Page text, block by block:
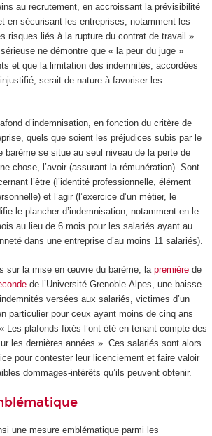
au recrutement, en accroissant la prévisibilité
en sécurisant les entreprises, notamment les
risques liés à la rupture du contrat de travail ».
ne démontre que « la peur du juge »
et que la limitation des indemnités, accordées
serait de nature à favoriser les
d’indemnisation, en fonction du critère de
quels que soient les préjudices subis par le
barème se situe au seul niveau de la perte de
chose, l’avoir (assurant la rémunération). Sont
l’être (l’identité professionnelle, élément
et l’agir (l’exercice d’un métier, le
le plancher d’indemnisation, notamment en le
au lieu de 6 mois pour les salariés ayant au
dans une entreprise d’au moins 11 salariés).
sur la mise en œuvre du barème, la premièrede
de l’Université Grenoble-Alpes, une baisse
versées aux salariés, victimes d’un
particulier pour ceux ayant moins de cinq ans
Les plafonds fixés l’ont été en tenant compte des
les dernières années ». Ces salariés sont alors
pour contester leur licenciement et faire valoir
dommages-intérêts qu’ils peuvent obtenir.
une mesure emblématique parmi les